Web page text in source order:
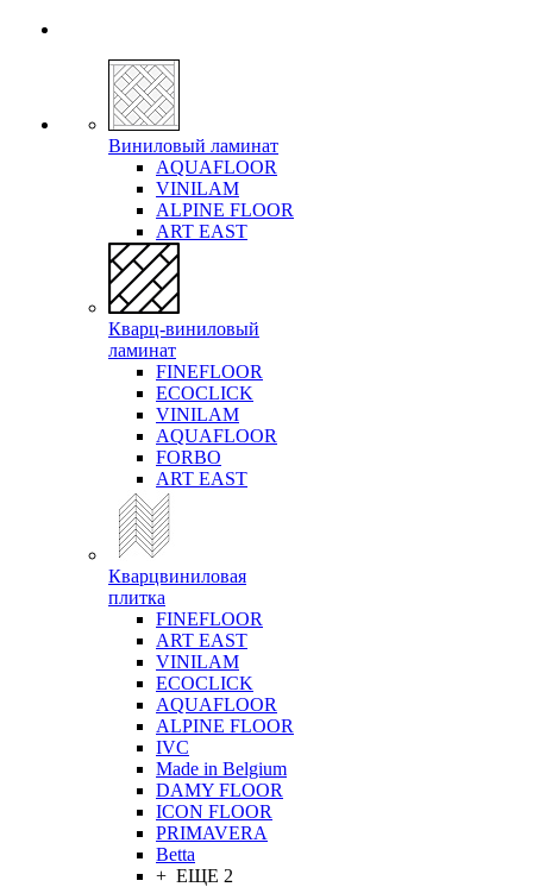
Виниловый ламинат
AQUAFLOOR
VINILAM
ALPINE FLOOR
ART EAST
Кварц-виниловый
ламинат
FINEFLOOR
ECOCLICK
VINILAM
AQUAFLOOR
FORBO
ART EAST
Кварцвиниловая
плитка
FINEFLOOR
ART EAST
VINILAM
ECOCLICK
AQUAFLOOR
ALPINE FLOOR
IVC
Made in Belgium
DAMY FLOOR
ICON FLOOR
PRIMAVERA
Betta
+ ЕЩЕ 2